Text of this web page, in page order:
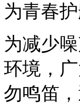
为青春护
为减少
环境，
勿鸣笛